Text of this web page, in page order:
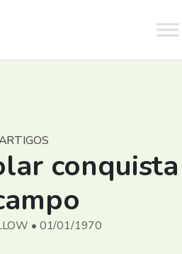
conquista
• 01/01/1970